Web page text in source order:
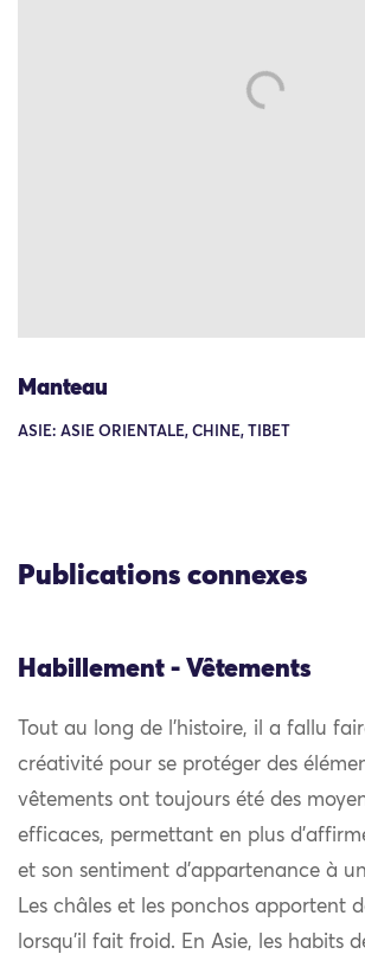
Manteau
ASIE: ASIE ORIENTALE, CHINE, TIBET
Publications connexes
Habillement - Vêtements
Tout au long de l’histoire, il a fallu
créativité pour se protéger des
vêtements ont toujours été des
efficaces, permettant en plus
et son sentiment d’appartenance à
Les châles et les ponchos apportent
lorsqu’il fait froid. En Asie, les habits